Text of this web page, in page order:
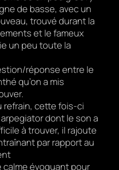
de basse, avec un
trouvé durant la
et le fameux
un peu toute la
réponse entre le
qu’on a mis
refrain, cette fois-ci
dont le son a
à trouver, il rajoute
par rapport au
calme évoquant pour